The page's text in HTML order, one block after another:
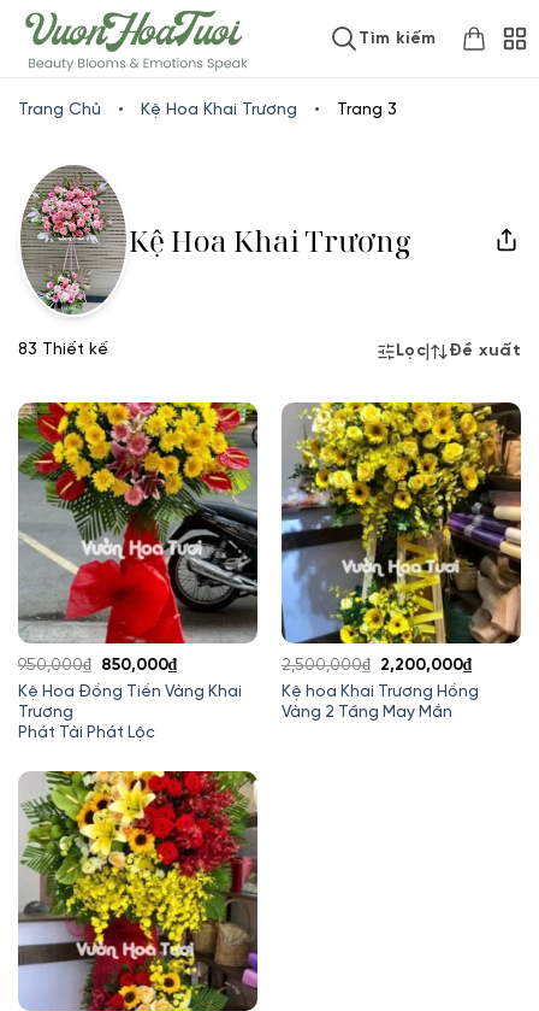
www.vuonhoatuoi.vnSkip
to
content
Tìm kiếm
Trang Chủ • Kệ Hoa Khai Trương • Trang 3
Kệ Hoa Khai Trương
83 Thiết kế Lọc Đề xuất
Kệ Hoa Đồng Tiền Vàng Khai
Trương
Phát Tài Phát Lộc
950,000₫
Giá
gốc
950,000₫.
850,000₫Giá
hiện
Kệ hoa Khai Trương Hồng
Vàng 2 Tầng May Mắn
2,500,000₫
Giá
gốc
là:
2,200,000₫Giá
hiện